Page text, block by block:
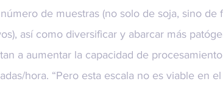
de muestras (no solo de soja, sino de
así como diversificar y abarcar más
a aumentar la capacidad de
hora. “Pero esta escala no es viable en